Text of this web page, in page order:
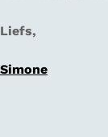
Liefs,
Simone